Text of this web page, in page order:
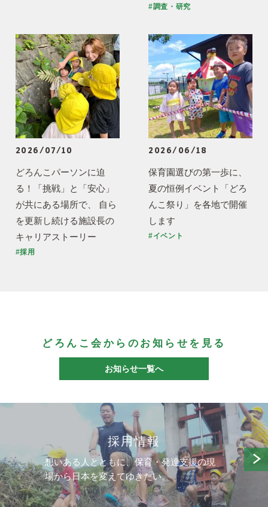
#調査・研究
2026/07/10
どろんこパーソンに迫
る！「挑戦」と「安心」
が共にある場所で、 自ら
を更新し続ける施設長の
キャリアストーリー
#採用
2026/06/18
保育園選びの第一歩に、
夏の恒例イベント「どろ
んこ祭り」を各地で開催
します
#イベント
どろんこ会からのお知らせを見る
お知らせ一覧へ
採用情報
想いある人とともに、保育・発達支援の現
場から日本を変えてゆきたい。